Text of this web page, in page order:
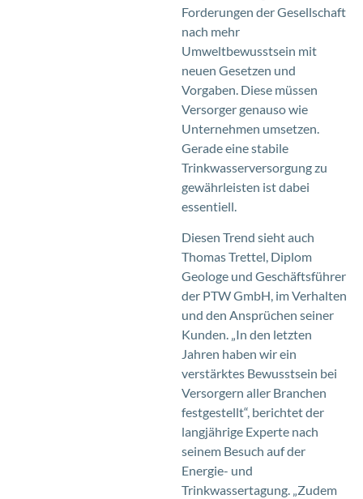
Forderungen der Gesellschaft
nach mehr
Umweltbewusstsein mit
neuen Gesetzen und
Vorgaben. Diese müssen
Versorger genauso wie
Unternehmen umsetzen.
Gerade eine stabile
Trinkwasserversorgung zu
gewährleisten ist dabei
essentiell.
Diesen Trend sieht auch
Thomas Trettel, Diplom
Geologe und Geschäftsführer
der PTW GmbH, im Verhalten
und den Ansprüchen seiner
Kunden. „In den letzten
Jahren haben wir ein
verstärktes Bewusstsein bei
Versorgern aller Branchen
festgestellt“, berichtet der
langjährige Experte nach
seinem Besuch auf der
Energie- und
Trinkwassertagung. „Zudem